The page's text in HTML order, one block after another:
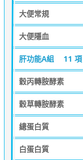
大便常規
大便隱血
肝功能A組 11 項
穀丙轉胺酵素
穀草轉胺酵素
總蛋白質
白蛋白質